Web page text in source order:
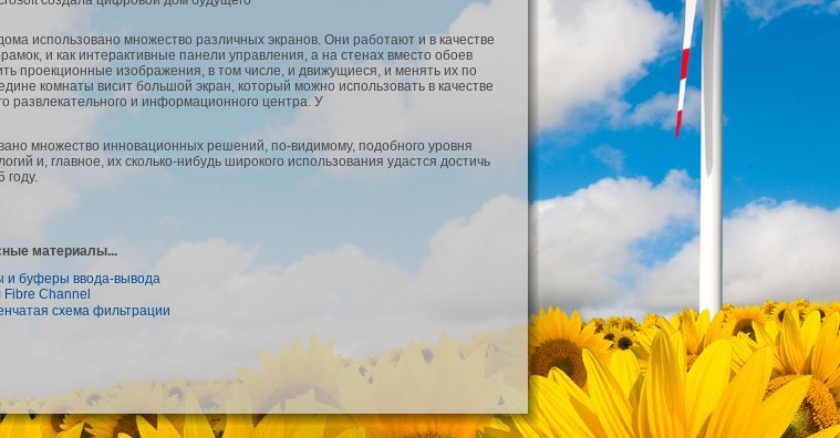
использовано множество различных экранов. Они работают и в качестве
и как интерактивные панели управления, а на стенах вместо обоев
проекционные изображения, в том числе, и движущиеся, и менять их по
комнаты висит большой экран, который можно использовать в качестве
развлекательного и информационного центра. У
множество инновационных решений, по-видимому, подобного уровня
и, главное, их сколько-нибудь широкого использования удастся достичь
году.
материалы...
и буферы ввода-вывода
Fibre Channel
схема фильтрации